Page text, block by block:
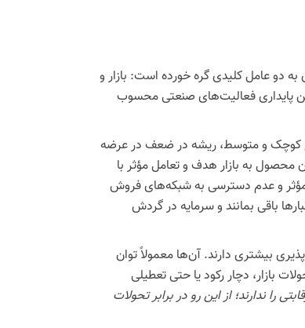
دو عامل کلیدی گره خورده است: بازار و
پایداری فعالیت‌های صنعتی محسوب
کوچک و متوسط، ریشه در ضعف در عرضه
محصول به بازار هدف و تعامل مؤثر با
مؤثر و عدم دسترسی به شبکه‌های فروش
باقی بمانند و سرمایه در گردش
بیشتری دارند. آن‌ها معمولاً توان
بازار، دچار رکود یا حتی تعطیلی
را ندارند؛ از این رو در برابر تحولات